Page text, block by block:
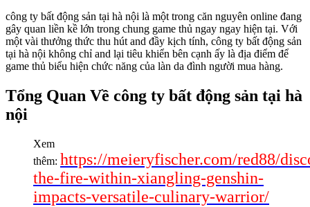
công ty bất động sản tại hà nội là một trong căn nguyên online đang
gây quan liền kề lớn trong chung game thủ ngay ngay hiện tại. Với
một vài thưởng thức thu hút and đầy kịch tính, công ty bất động sản
tại hà nội không chỉ and lại tiêu khiển bên cạnh ấy là địa điểm để
game thủ biểu hiện chức năng của làn da đình người mua hàng.
Tổng Quan Về công ty bất động sản tại hà
nội
Xem
thêm: https://meieryfischer.com/red88/
the-fire-within-xiangling-genshin-
impacts-versatile-culinary-warrior/